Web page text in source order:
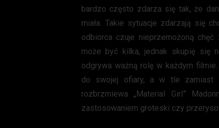
bardzo często zdarza się tak, że
miała. Takie sytuacje zdarzają się
odbiorca czuje nieprzemożoną
może być kilka, jednak skupię się
odgrywa ważną rolę w każdym
do swojej ofiary, a w tle zamiast
rozbrzmiewa „Material Girl”
zastosowaniem groteski czy